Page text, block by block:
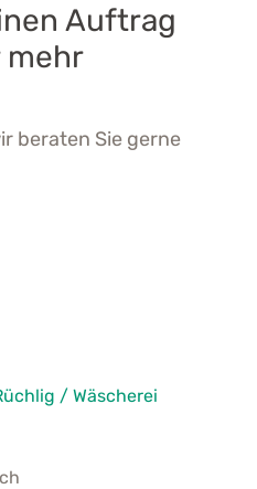
Auftrag
mehr
beraten Sie gerne
/ Wäscherei